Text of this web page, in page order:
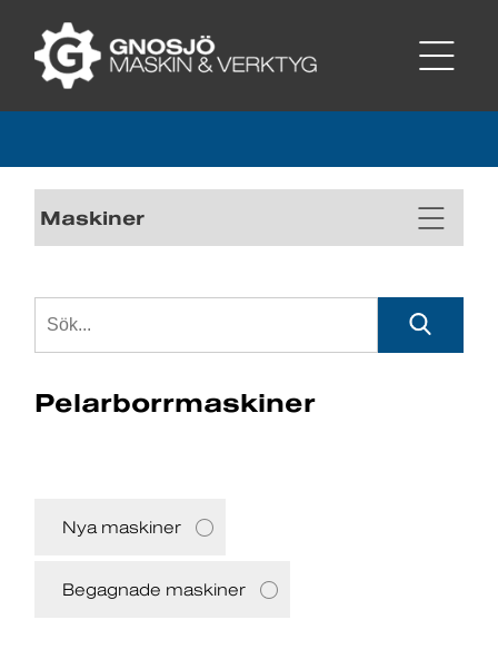
Maskiner
Pelarborrmaskiner
Nya maskiner
Begagnade maskiner